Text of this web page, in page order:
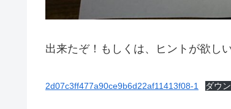
出来たぞ！もしくは、ヒントが欲し
2d07c3ff477a90ce9b6d22af11413f08-1 ダウ